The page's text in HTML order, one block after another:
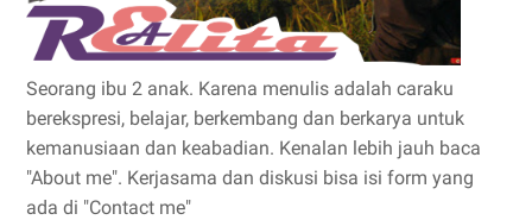
Seorang ibu 2 anak. Karena menulis adalah caraku
berekspresi, belajar, berkembang dan berkarya untuk
kemanusiaan dan keabadian. Kenalan lebih jauh baca
"About me". Kerjasama dan diskusi bisa isi form yang
ada di "Contact me"